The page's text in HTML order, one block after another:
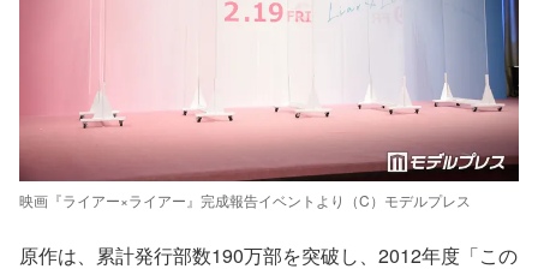
映画『ライアー×ライアー』完成報告イベントより（C）モデルプレス
原作は、累計発行部数190万部を突破し、2012年度「この